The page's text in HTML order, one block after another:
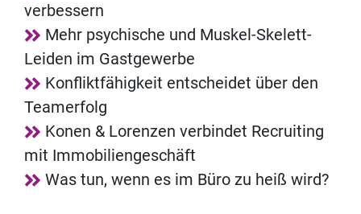
verbessern
Mehr psychische und Muskel-Skelett-
Leiden im Gastgewerbe
Konfliktfähigkeit entscheidet über den
Teamerfolg
Konen & Lorenzen verbindet Recruiting
mit Immobiliengeschäft
Was tun, wenn es im Büro zu heiß wird?